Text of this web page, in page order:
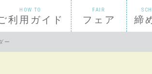
HOW TO
利用ガイド
FAIR
フェア 締
ー